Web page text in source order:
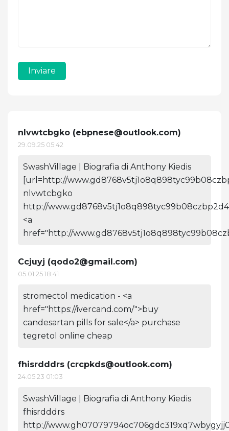
Inviare
nlvwtcbgko (ebpnese@outlook.com)
29.09.25 05:42
SwashVillage | Biografia di Anthony Kiedis
[url=http://
nlvwtcbgko
http://
<a
href="http://
Ccjuyj (qodo2@gmail.com)
05.01.25 18:41
stromectol medication - <a
href="https://ivercand.com/">buy
candesartan pills for sale</a> purchase
tegretol online cheap
fhisrdddrs (crcpkds@outlook.com)
24.05.23 01:03
SwashVillage | Biografia di Anthony Kiedis
fhisrdddrs
http://